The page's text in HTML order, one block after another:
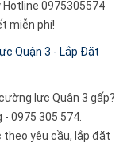
Hotline 0975305574
miễn phí!
Quận 3 - Lắp Đặt
lực Quận 3 gấp?
0975 305 574.
theo yêu cầu, lắp đặt